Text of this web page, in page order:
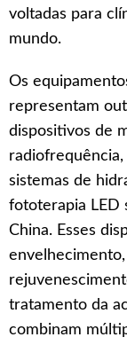
voltadas para
mundo.
Os
representam
dispositivos de
sistemas de
fototerapia LED
China. Esses
tratamento da
combinam